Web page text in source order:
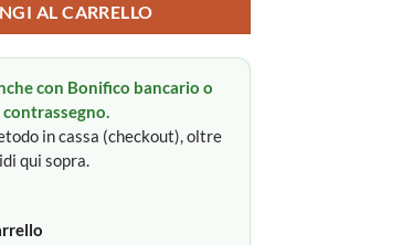
AL CARRELLO
con Bonifico bancario o
in cassa (checkout), oltre
qui sopra.